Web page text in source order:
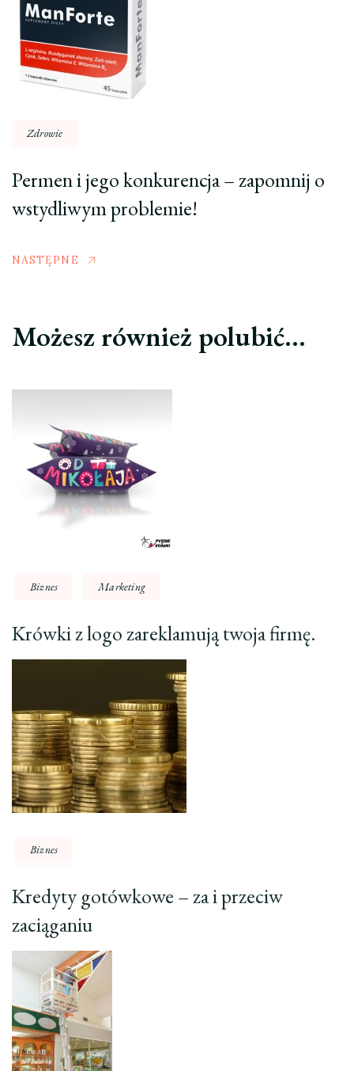
Zdrowie
Permen i jego konkurencja – zapomnij o
wstydliwym problemie!
NASTĘPNE
Możesz również polubić…
Biznes Marketing
Krówki z logo zareklamują twoja firmę.
Biznes
Kredyty gotówkowe – za i przeciw
zaciąganiu